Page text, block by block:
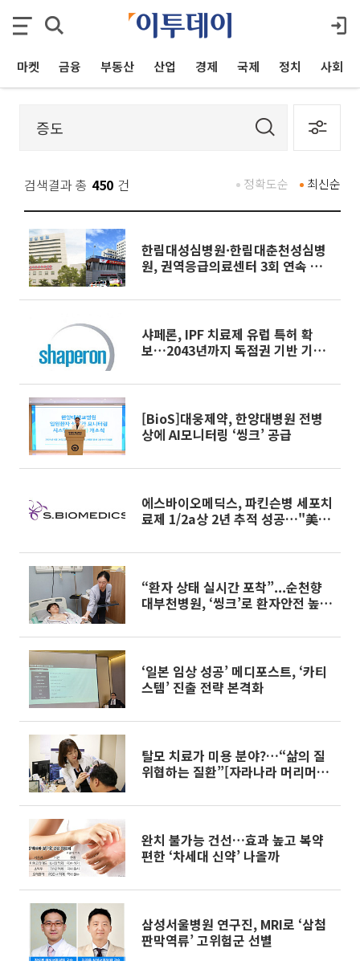
마켓 금융 부동산 산업 경제 국제 정치 사회
검색결과 총 450 건 최신순
정확도순
한림대성심병원·한림대춘천성심병
원, 권역응급의료센터 3회 연속 재
샤페론, IPF 치료제 유럽 특허 확
보…2043년까지 독점권 기반 기술
[BioS]대웅제약, 한양대병원 전병
상에 AI모니터링 ‘씽크’ 공급
에스바이오메딕스, 파킨슨병 세포치
료제 1/2a상 2년 추적 성공…"美
“환자 상태 실시간 포착”...순천향
대부천병원, ‘씽크’로 환자안전 높인
‘일본 임상 성공’ 메디포스트, ‘카티
스템’ 진출 전략 본격화
탈모 치료가 미용 분야?…“삶의 질
위협하는 질환”[자라나라 머리머
완치 불가능 건선…효과 높고 복약
편한 ‘차세대 신약’ 나올까
삼성서울병원 연구진, MRI로 ‘삼첨
판막역류’ 고위험군 선별